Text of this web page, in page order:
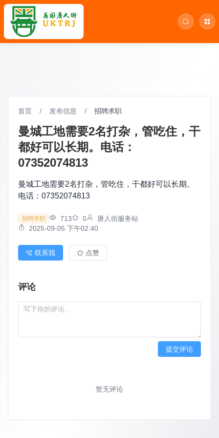
首页 / 发布信息 / 招聘求职
曼城工地需要2名打杂，管吃住，干
都好可以长期。电话：
07352074813
曼城工地需要2名打杂，管吃住，干都好可以长期。
电话：07352074813
招聘求职 713 0
唐人街服务站
2025-09-05 下午02:40
联系我 点赞
评论
提交评论
暂无评论